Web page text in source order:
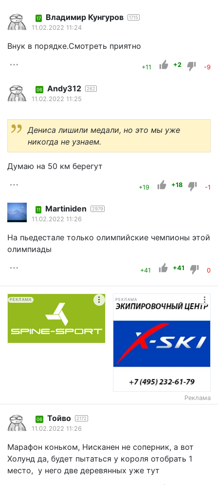
17 Владимир Кунгуров 1715
11.02.2022 11:24
Внук в порядке.Смотреть приятно
+11 +2 -9
06 Andy312 262
11.02.2022 11:25
Дениса лишили медали, но это мы уже
никогда не узнаем.
Думаю на 50 км берегут
+19 +18 -1
11 Martiniden 2979
11.02.2022 11:26
На пьедестале только олимпийские чемпионы этой
олимпиады
+41 +41 0
РЕКЛАМА РЕКЛАМА
Реклама
06 Тойво 2172
11.02.2022 11:26
Марафон коньком, Нисканен не соперник, а вот
Холунд да, будет пытаться у короля отобрать 1
место, у него две деревянных уже тут